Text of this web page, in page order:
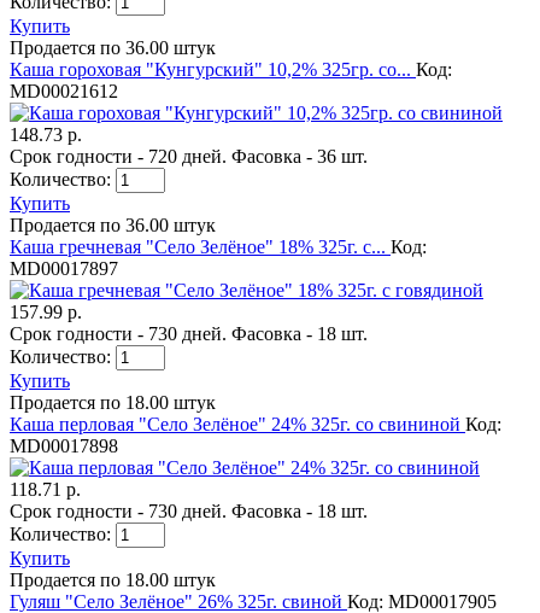
Купить
Продается по 36.00 штук
Каша гороховая "Кунгурский" 10,2% 325гр. со... Код:
MD00021612
148.73 р.
Срок годности - 720 дней. Фасовка - 36 шт.
Количество:
Купить
Продается по 36.00 штук
Каша гречневая "Село Зелёное" 18% 325г. с... Код:
MD00017897
157.99 р.
Срок годности - 730 дней. Фасовка - 18 шт.
Количество:
Купить
Продается по 18.00 штук
Каша перловая "Село Зелёное" 24% 325г. со свининой Код:
MD00017898
118.71 р.
Срок годности - 730 дней. Фасовка - 18 шт.
Количество:
Купить
Продается по 18.00 штук
Гуляш "Село Зелёное" 26% 325г. свиной Код: MD00017905